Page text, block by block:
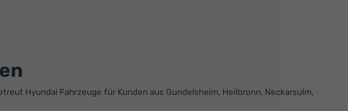
Hyundai Fahrzeuge für Kunden aus Gundelsheim, Heilbronn, Neckarsulm,